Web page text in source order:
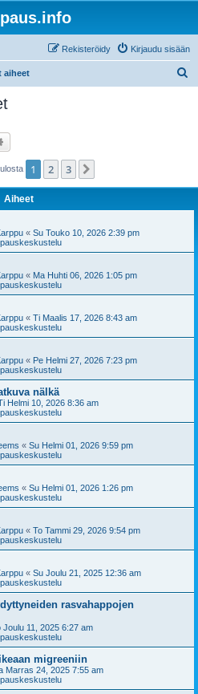
Kirjaudu sisään
Rekisteröidy
aiheet
1 2 3
Aiheet
« Su Touko 10, 2026 2:39 pm
« Ma Huhti 06, 2026 1:05 pm
« Ti Maalis 17, 2026 8:43 am
« Pe Helmi 27, 2026 7:23 pm
nälkä
Helmi 10, 2026 8:36 am
« Su Helmi 01, 2026 9:59 pm
« Su Helmi 01, 2026 1:26 pm
« To Tammi 29, 2026 9:54 pm
« Su Joulu 21, 2025 12:36 am
rasvahappojen
Joulu 11, 2025 6:27 am
migreeniin
Marras 24, 2025 7:55 am